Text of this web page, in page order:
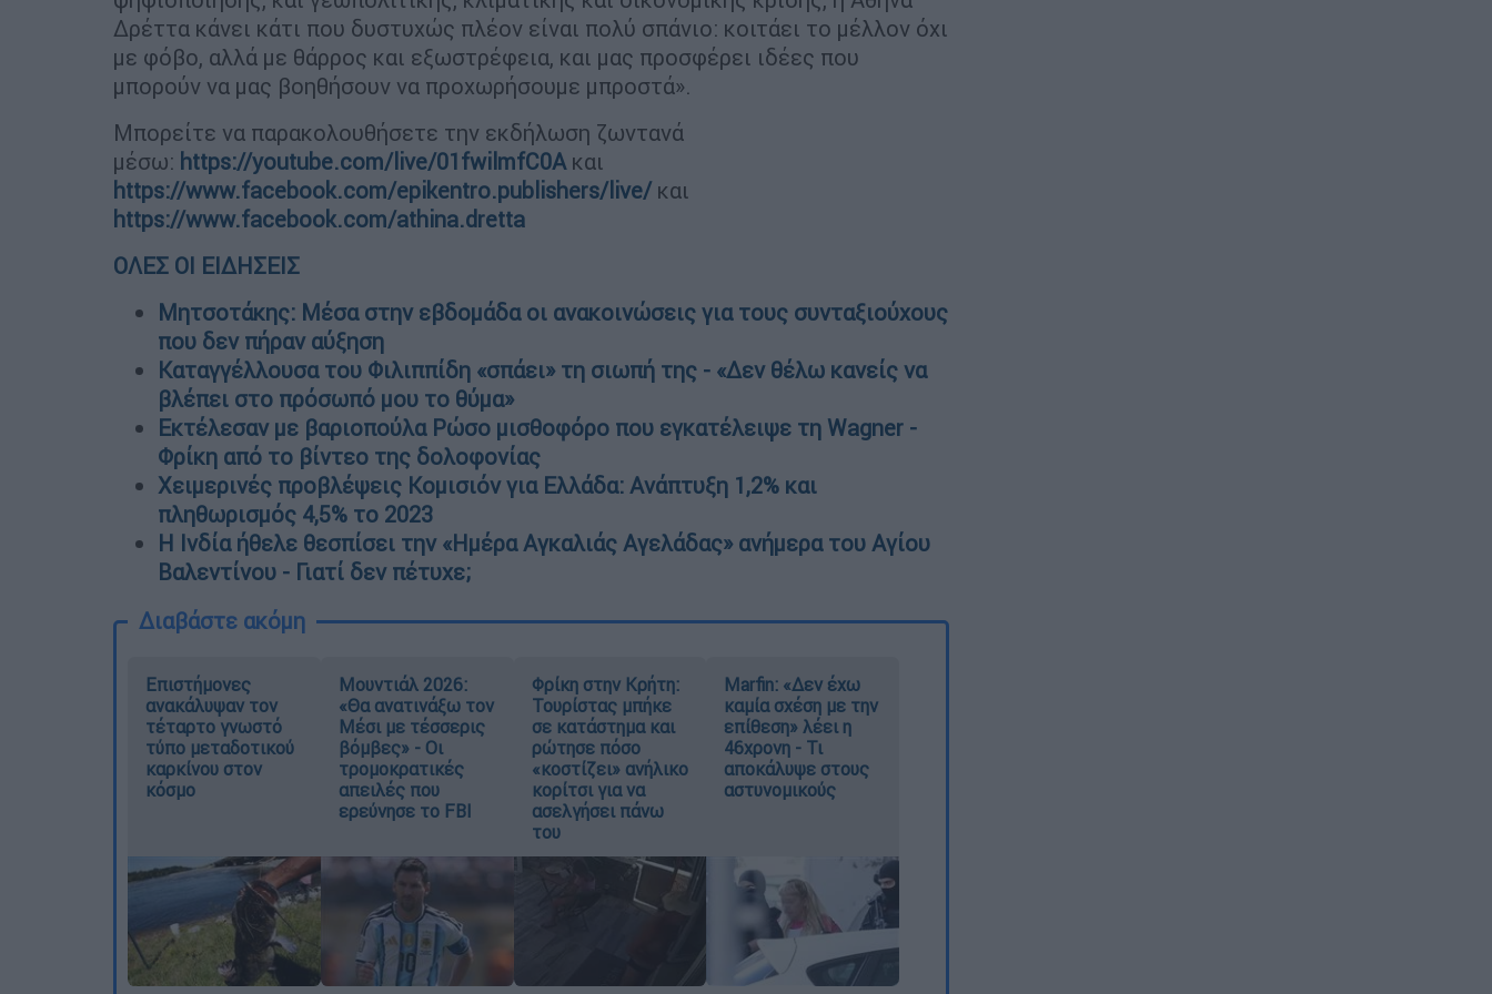
Δρέττα κάνει κάτι που δυστυχώς πλέον είναι πολύ σπάνιο: κοιτάει το μέλλον όχι
με φόβο, αλλά με θάρρος και εξωστρέφεια, και μας προσφέρει ιδέες που
μπορούν να μας βοηθήσουν να προχωρήσουμε μπροστά».
Μπορείτε να παρακολουθήσετε την εκδήλωση ζωντανά
μέσω: https://youtube.com/live/01fwilmfC0A και
https://www.facebook.com/epikentro.publishers/live/και
https://www.facebook.com/athina.dretta
ΟΛΕΣ ΟΙ ΕΙΔΗΣΕΙΣ
Μητσοτάκης: Μέσα στην εβδομάδα οι ανακοινώσεις για τους συνταξιούχους
που δεν πήραν αύξηση
Καταγγέλλουσα του Φιλιππίδη «σπάει» τη σιωπή της - «Δεν θέλω κανείς να
βλέπει στο πρόσωπό μου το θύμα»
Εκτέλεσαν με βαριοπούλα Ρώσο μισθοφόρο που εγκατέλειψε τη Wagner -
Φρίκη από το βίντεο της δολοφονίας
Χειμερινές προβλέψεις Κομισιόν για Ελλάδα: Ανάπτυξη 1,2% και
πληθωρισμός 4,5% το 2023
H Ινδία ήθελε θεσπίσει την «Ημέρα Αγκαλιάς Αγελάδας» ανήμερα του Αγίου
Βαλεντίνου - Γιατί δεν πέτυχε;
Διαβάστε ακόμη
Επιστήμονες
ανακάλυψαν τον
τέταρτο γνωστό
τύπο μεταδοτικού
καρκίνου στον
κόσμο
Μουντιάλ 2026:
«Θα ανατινάξω τον
Μέσι με τέσσερις
βόμβες» - Οι
τρομοκρατικές
απειλές που
ερεύνησε το FBI
Φρίκη στην Κρήτη:
Τουρίστας μπήκε
σε κατάστημα και
ρώτησε πόσο
«κοστίζει» ανήλικο
κορίτσι για να
ασελγήσει πάνω
του
Marfin: «Δεν έχω
καμία σχέση με την
επίθεση» λέει η
46χρονη - Τι
αποκάλυψε στους
αστυνομικούς